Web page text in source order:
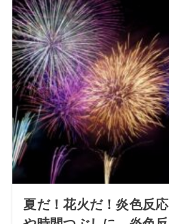
夏だ！花火だ！炎色反